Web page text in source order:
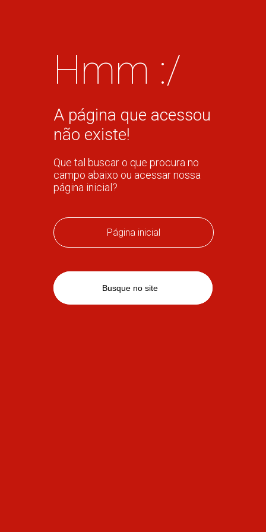
Hmm :/
A página que acessou
não existe!
Que tal buscar o que procura no
campo abaixo ou acessar nossa
página inicial?
Página inicial